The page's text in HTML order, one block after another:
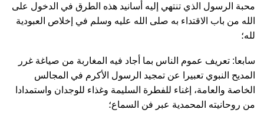
محبة الرسول الذي تنتهي إليه أسانيد هذه الطرق في الدخول على
الله من باب الاقتداء به صلى الله عليه وسلم في إخلاص العبودية
لله؛
سابعا: تعريف عموم الناس بما أجاد فيه المغاربة من صياغة غرر
المديح النبوي تعبيرا عن تمجيد الرسول الأكرم في المجالس
الخاصة والعامة، إغناء للفطرة السليمة وغذاء للوجدان واستمدادا
من روحانيته المحمدية عبر فن السماع؛